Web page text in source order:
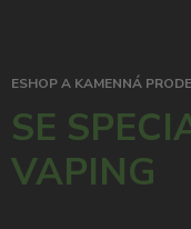
ESHOP A KAMENNÁ
SE
VAPING